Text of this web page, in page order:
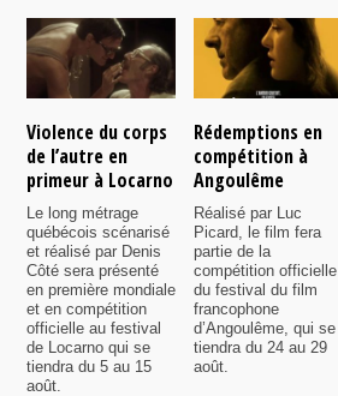
Violence du corps
de l’autre en
primeur à Locarno
Le long métrage
québécois scénarisé
et réalisé par Denis
Côté sera présenté
en première mondiale
et en compétition
officielle au festival
de Locarno qui se
tiendra du 5 au 15
août.
Rédemptions en
compétition à
Angoulême
Réalisé par Luc
Picard, le film fera
partie de la
compétition officielle
du festival du film
francophone
d’Angoulême, qui se
tiendra du 24 au 29
août.